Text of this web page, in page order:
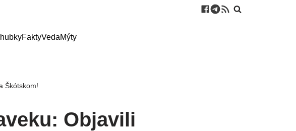
FaktyVedaMýty
Škótskom!
Objavili